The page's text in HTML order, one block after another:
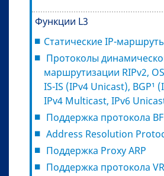
Функции L3
Статические IP-
Протоколы
маршрутизации RIPv2,
IS-IS (IPv4 Unicast), BGP¹
IPv4 Multicast, IPv6
Поддержка протокола
Address Resolution
Поддержка Proxy ARP
Поддержка протокола